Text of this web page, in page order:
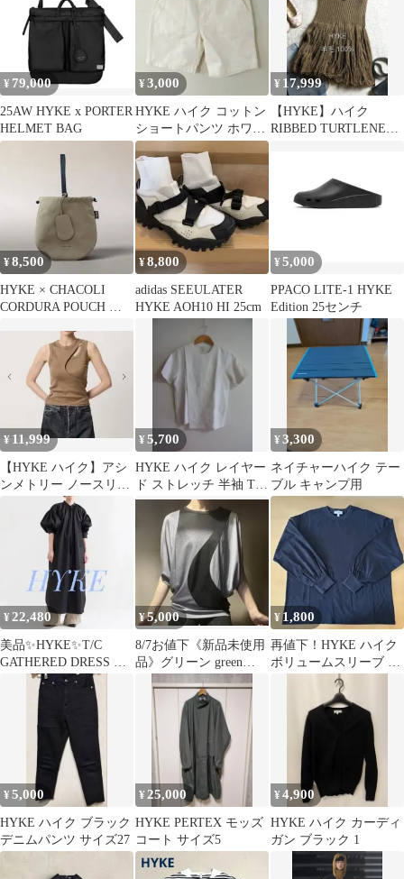
¥ 79,000
25AW HYKE x PORTER
HELMET BAG
¥3,000
HYKE ハイク コットン
ショートパンツ ホワイ
ト 1 bowles チノ
¥ 17,999
【HYKE】ハイク
RIBBED TURTLENECK
¥8,500
HYKE × CHACOLI
CORDURA POUCH ハ
¥8,800
adidas SEEULATER
HYKE AOH10 HI 25cm
¥5,000
PPACO LITE-1 HYKE
Edition 25センチ
¥ 11,999
【HYKE ハイク】アシ
ンメトリー ノースリー
ブ カットソー ブラウン
¥5,700
HYKE ハイク レイヤー
ド ストレッチ 半袖 Tシ
ャツ カットソー 1
¥3,300
ネイチャーハイク テー
ブル キャンプ用
¥22,480
美品✨HYKE✨T/C
GATHERED DRESS ハ
イク サイズ１ ブラ
¥5,000
8/7お値下《新品未使用
品》グリーン green
（HYKE）カットソー
（S）
¥1,800
再値下！HYKE ハイク
ボリュームスリーブ カ
ットソー ブラック
¥5,000
HYKE ハイク ブラック
デニムパンツ サイズ27
¥ 25,000
HYKE PERTEX モッズ
コート サイズ5
¥4,900
HYKE ハイク カーディ
ガン ブラック 1